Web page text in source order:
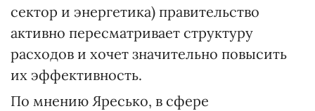
сектор и энергетика) правительство
активно пересматривает структуру
расходов и хочет значительно повысить
их эффективность.
По мнению Яресько, в сфере